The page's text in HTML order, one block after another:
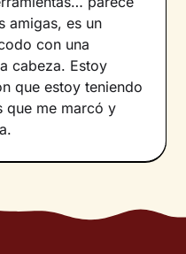
amigas, es un
con una
cabeza. Estoy
que estoy teniendo
que me marcó y